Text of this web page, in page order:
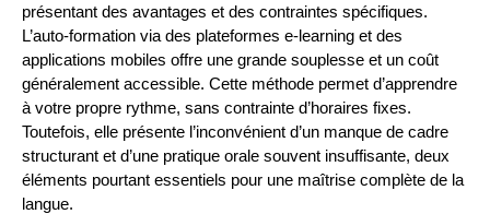
présentant des avantages et des contraintes spécifiques.
L’auto-formation via des plateformes e-learning et des
applications mobiles offre une grande souplesse et un coût
généralement accessible. Cette méthode permet d’apprendre
à votre propre rythme, sans contrainte d’horaires fixes.
Toutefois, elle présente l’inconvénient d’un manque de cadre
structurant et d’une pratique orale souvent insuffisante, deux
éléments pourtant essentiels pour une maîtrise complète de la
langue.